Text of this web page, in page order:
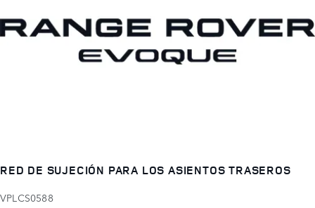
RED DE SUJECIÓN PARA LOS ASIENTOS TRASEROS
VPLCS0588